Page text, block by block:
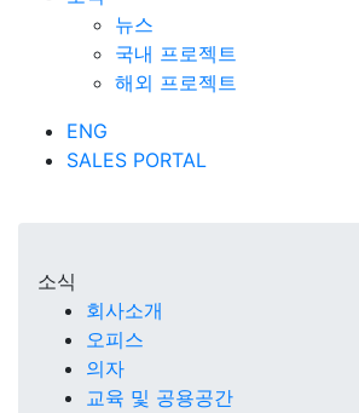
뉴스
국내 프로젝트
해외 프로젝트
ENG
SALES PORTAL
소식
회사소개
오피스
의자
교육 및 공용공간